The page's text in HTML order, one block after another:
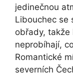
jedinečnou
Libouchec se
obřady, takže
neprobíhají,
Romantické
severních